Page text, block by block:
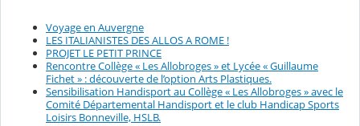
Voyage en Auvergne
LES ITALIANISTES DES ALLOS A ROME !
PROJET LE PETIT PRINCE
Rencontre Collège « Les Allobroges » et Lycée « Guillaume
Fichet » : découverte de l’option Arts Plastiques.
Sensibilisation Handisport au Collège « Les Allobroges » avec le
Comité Départemental Handisport et le club Handicap Sports
Loisirs Bonneville, HSLB.